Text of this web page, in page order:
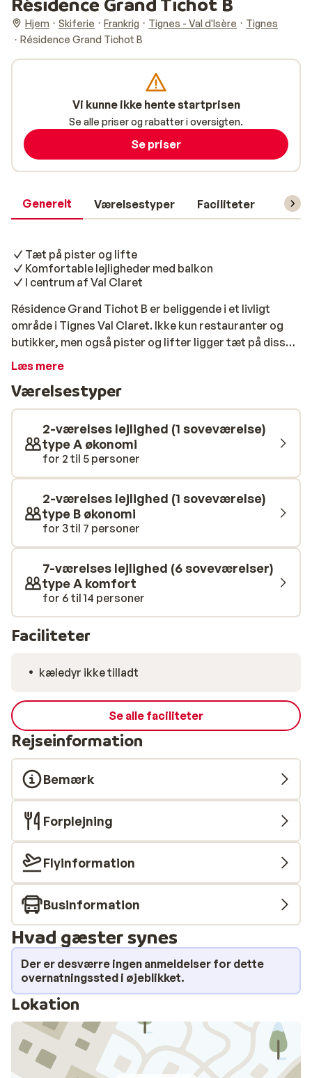
Hjem Skiferie Frankrig Tignes - Val d'Isère
Tignes
Résidence Grand Tichot B
Generelt Værelsestyper Faciliteter
Tæt på pister og lifte
Komfortable lejligheder med balkon
I centrum af Val Claret
Résidence Grand Tichot B er beliggende i et livligt
område i Tignes Val Claret. Ikke kun restauranter og
butikker, men også pister og lifter ligger tæt på disse
pæne lejligheder. En god beliggenhed, hvis du hurtigt vil
komfortabelt indrettet og har et fuldt udstyret
køkken, så om aftenen kan du hygge dig og lave et
lækkert måltid eller prøve en af restauranterne i
centrum.
Læs mere
Værelsestyper
2-værelses lejlighed (1 soveværelse)
type A økonomi
for 2 til 5 personer
2-værelses lejlighed (1 soveværelse)
type B økonomi
for 3 til 7 personer
7-værelses lejlighed (6 soveværelser)
type A komfort
for 6 til 14 personer
Faciliteter
kæledyr ikke tilladt
Se alle faciliteter
Rejseinformation
Bemærk
Forplejning
Flyinformation
Businformation
Hvad gæster synes
Der er desværre ingen anmeldelser for dette
overnatningssted i øjeblikket.
Lokation
Vi kunne ikke hente startprisen
Se alle priser og rabatter i oversigten.
Se priser